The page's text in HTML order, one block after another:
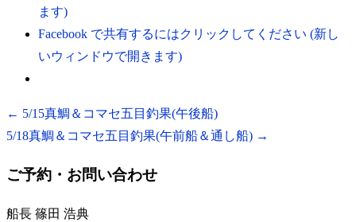
ます)
Facebook で共有するにはクリックしてください (新し
いウィンドウで開きます)
← 5/15真鯛＆コマセ五目釣果(午後船)
5/18真鯛＆コマセ五目釣果(午前船＆通し船) →
ご予約・お問い合わせ
船長 篠田 浩典